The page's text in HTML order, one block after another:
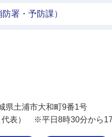
署・予防課）
県土浦市大和町9番1号
代表） ※平日8時30分から